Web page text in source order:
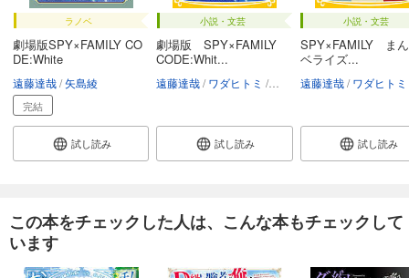
ラノベ
劇場版SPY×FAMILY CO
DE:White
遠藤達哉 矢島綾
完結
試し読み
小説・文芸
劇場版 SPY×FAMILY
CODE:Whit...
遠藤達哉 ワダヒトミ 大河内一楼
試し読み
小説・文芸
SPY×FAMILY ま
ベライズ...
遠藤達哉 ワダヒトミ
試し読み
この本をチェックした人は、こんな本もチェックして
います